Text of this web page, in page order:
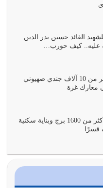
الأبدية والرزق
رسول الله معرفة سيرته
اترك القرآن على أصله
على…
أن تكون نقاط الضعف
امة أخرجت للناس بالنهوض
القائد حسين بدر الدين
عليه.. كيف حورب…
صحيفة هآرتس: أكثر من 10 آلاف جندي صهيوني
معارك غزة
غزة: تدمير كامل لأكثر من 1600 برج وبناية سكنية
قسرًا